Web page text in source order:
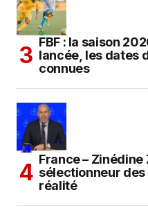
FBF : la saison
lancée, les dates
connues
France –
sélectionneur des
réalité